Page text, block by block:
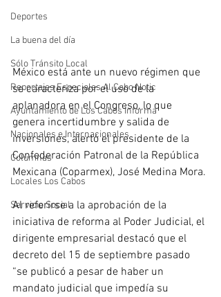
Deportes
La buena del día
Sólo Tránsito Local
Reportajes Especiales Al Cabo Notic
Ayuntamiento de Los Cabos Informa
Nacionales e Internacionales
Columnas
Locales Los Cabos
Servicio Social
México está ante un nuevo régimen que
se caracteriza por el uso de la
aplanadora en el Congreso, lo que
genera incertidumbre y salida de
inversiones, alertó el presidente de la
Confederación Patronal de la República
Mexicana (Coparmex), José Medina Mora.
Al referirse a la aprobación de la
iniciativa de reforma al Poder Judicial, el
dirigente empresarial destacó que el
decreto del 15 de septiembre pasado
“se publicó a pesar de haber un
mandato judicial que impedía su